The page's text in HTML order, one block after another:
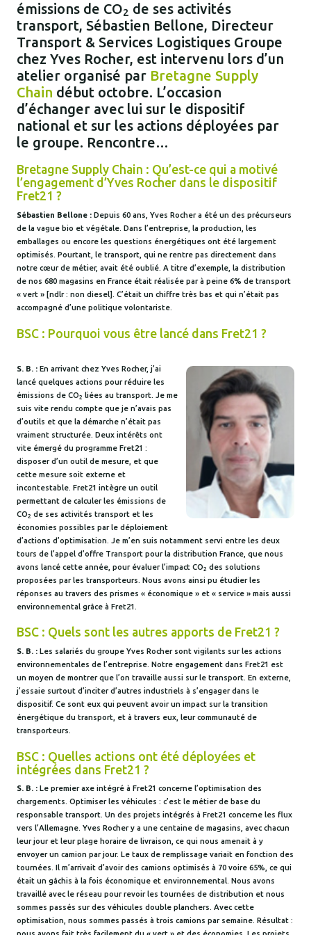
émissions de CO2 de ses activités
transport, Sébastien Bellone, Directeur
Transport & Services Logistiques Groupe
chez Yves Rocher, est intervenu lors d’un
atelier organisé par Bretagne Supply
Chain début octobre. L’occasion
d’échanger avec lui sur le dispositif
national et sur les actions déployées par
le groupe. Rencontre…
Bretagne Supply Chain : Qu’est-ce qui a motivé
l’engagement d’Yves Rocher dans le dispositif
Fret21 ?
Sébastien Bellone : Depuis 60 ans, Yves Rocher a été un des précurseurs
de la vague bio et végétale. Dans l’entreprise, la production, les
emballages ou encore les questions énergétiques ont été largement
optimisés. Pourtant, le transport, qui ne rentre pas directement dans
notre cœur de métier, avait été oublié. A titre d’exemple, la distribution
de nos 680 magasins en France était réalisée par à peine 6% de transport
« vert » [ndlr : non diesel]. C’était un chiffre très bas et qui n’était pas
accompagné d’une politique volontariste.
BSC : Pourquoi vous être lancé dans Fret21 ?
S. B. : En arrivant chez Yves Rocher, j’ai
lancé quelques actions pour réduire les
émissions de CO2 liées au transport. Je me
suis vite rendu compte que je n’avais pas
d’outils et que la démarche n’était pas
vraiment structurée. Deux intérêts ont
vite émergé du programme Fret21 :
disposer d’un outil de mesure, et que
cette mesure soit externe et
incontestable. Fret21 intègre un outil
permettant de calculer les émissions de
CO2 de ses activités transport et les
économies possibles par le déploiement
d’actions d’optimisation. Je m’en suis notamment servi entre les deux
tours de l’appel d’offre Transport pour la distribution France, que nous
avons lancé cette année, pour évaluer l’impact CO2 des solutions
proposées par les transporteurs. Nous avons ainsi pu étudier les
réponses au travers des prismes « économique » et « service » mais aussi
environnemental grâce à Fret21.
BSC : Quels sont les autres apports de Fret21 ?
S. B. : Les salariés du groupe Yves Rocher sont vigilants sur les actions
environnementales de l’entreprise. Notre engagement dans Fret21 est
un moyen de montrer que l’on travaille aussi sur le transport. En externe,
j’essaie surtout d’inciter d’autres industriels à s’engager dans le
dispositif. Ce sont eux qui peuvent avoir un impact sur la transition
énergétique du transport, et à travers eux, leur communauté de
transporteurs.
BSC : Quelles actions ont été déployées et
intégrées dans Fret21 ?
S. B. : Le premier axe intégré à Fret21 concerne l’optimisation des
chargements. Optimiser les véhicules : c’est le métier de base du
responsable transport. Un des projets intégrés à Fret21 concerne les flux
vers l’Allemagne. Yves Rocher y a une centaine de magasins, avec chacun
leur jour et leur plage horaire de livraison, ce qui nous amenait à y
envoyer un camion par jour. Le taux de remplissage variait en fonction des
tournées. Il m’arrivait d’avoir des camions optimisés à 70 voire 65%, ce qui
était un gâchis à la fois économique et environnemental. Nous avons
travaillé avec le réseau pour revoir les tournées de distribution et nous
sommes passés sur des véhicules double planchers. Avec cette
optimisation, nous sommes passés à trois camions par semaine. Résultat :